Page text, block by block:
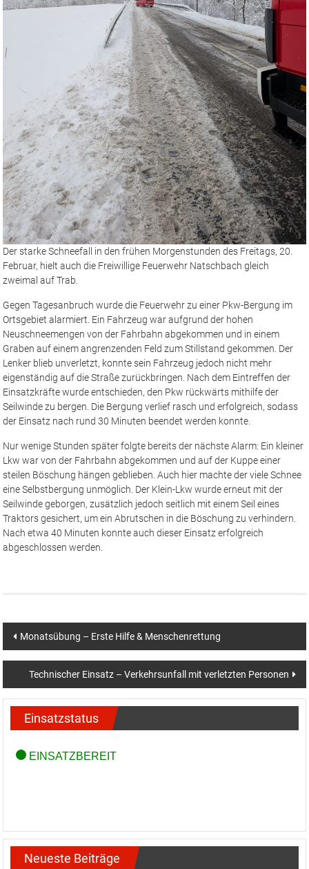
Der starke Schneefall in den frühen Morgenstunden des Freitags, 20.
Februar, hielt auch die Freiwillige Feuerwehr Natschbach gleich
zweimal auf Trab.
Gegen Tagesanbruch wurde die Feuerwehr zu einer Pkw-Bergung im
Ortsgebiet alarmiert. Ein Fahrzeug war aufgrund der hohen
Neuschneemengen von der Fahrbahn abgekommen und in einem
Graben auf einem angrenzenden Feld zum Stillstand gekommen. Der
Lenker blieb unverletzt, konnte sein Fahrzeug jedoch nicht mehr
eigenständig auf die Straße zurückbringen. Nach dem Eintreffen der
Einsatzkräfte wurde entschieden, den Pkw rückwärts mithilfe der
Seilwinde zu bergen. Die Bergung verlief rasch und erfolgreich, sodass
der Einsatz nach rund 30 Minuten beendet werden konnte.
Nur wenige Stunden später folgte bereits der nächste Alarm: Ein kleiner
Lkw war von der Fahrbahn abgekommen und auf der Kuppe einer
steilen Böschung hängen geblieben. Auch hier machte der viele Schnee
eine Selbstbergung unmöglich. Der Klein-Lkw wurde erneut mit der
Seilwinde geborgen, zusätzlich jedoch seitlich mit einem Seil eines
Traktors gesichert, um ein Abrutschen in die Böschung zu verhindern.
Nach etwa 40 Minuten konnte auch dieser Einsatz erfolgreich
abgeschlossen werden.
Beitragsnavigation
Monatsübung – Erste Hilfe & Menschenrettung
Technischer Einsatz – Verkehrsunfall mit verletzten Personen
Einsatzstatus
Neueste Beiträge